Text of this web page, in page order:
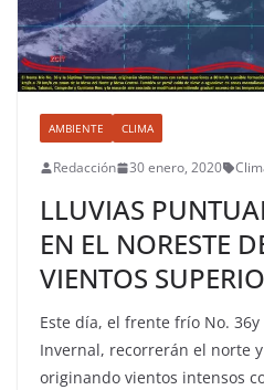
AMBIENTE CLIMA
Redacción 30 enero, 2020
LLUVIAS
EN EL NORESTE
VIENTOS
Este día, el frente frío No.
Invernal, recorrerán el norte
originando vientos intensos